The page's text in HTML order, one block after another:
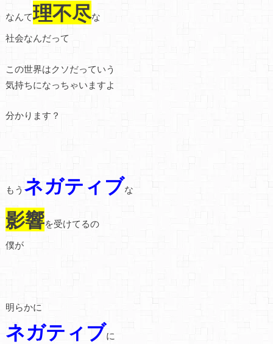
なんて理不尽な
社会なんだって
この世界はクソだっていう
気持ちになっちゃいますよ
分かります？
もう ネガティブな
影響を受けてるの
僕が
明らかに
ネガティブに